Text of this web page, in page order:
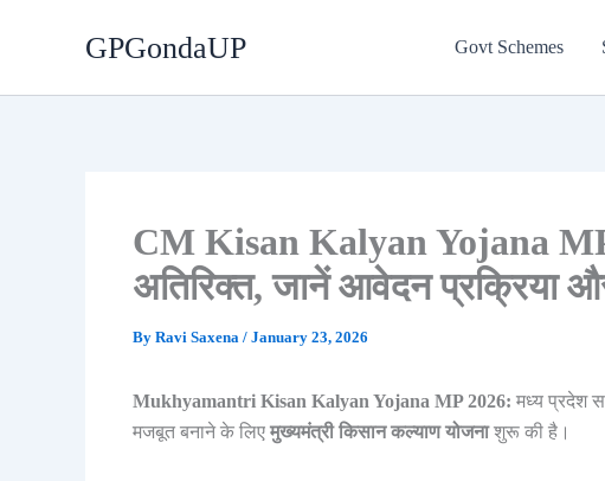
GPGondaUP Govt Schemes
CM Kisan Kalyan Yojana
अतिरिक्त, जानें आवेदन प्रक्रिया
By Ravi Saxena / January 23, 2026
Mukhyamantri Kisan Kalyan Yojana MP 2026: मध्य प्रदेश
मजबूत बनाने के लिए मुख्यमंत्री किसान कल्याण योजनाशुरू की है।